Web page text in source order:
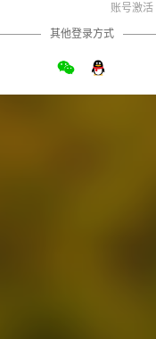
账号激活
其他登录方式